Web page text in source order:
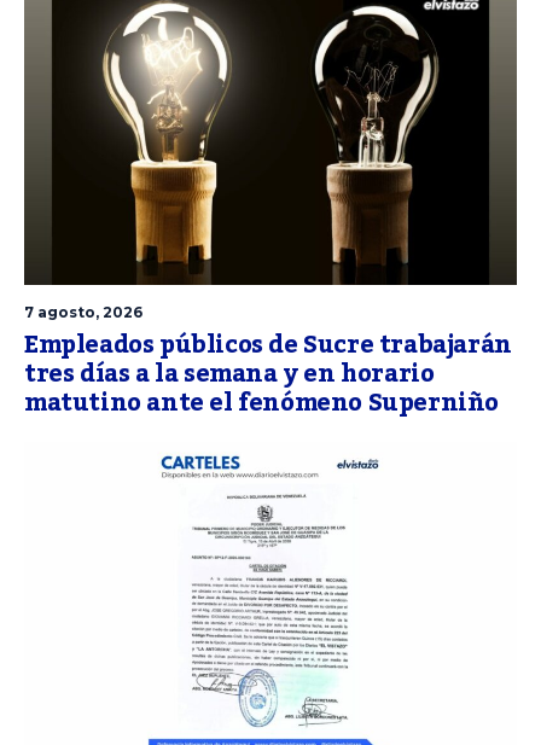
7 agosto, 2026
Empleados públicos de Sucre trabajarán
tres días a la semana y en horario
matutino ante el fenómeno Superniño